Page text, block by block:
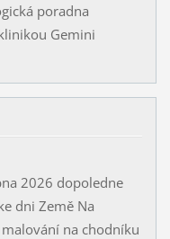
poradna
Gemini
2026 dopoledne
dni Země Na
na chodníku